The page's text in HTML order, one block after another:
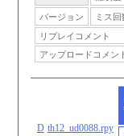
バージョン ミス回
リプレイコメント
アップロードコメン
D th12_ud0088.rpy